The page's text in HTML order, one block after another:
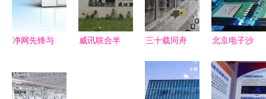
净网先锋与
件对比分析
功能、适用
威讯联合半
三十载同舟
与中国对外
开放新高度
北京电子沙
厂产线可视
化，引领智